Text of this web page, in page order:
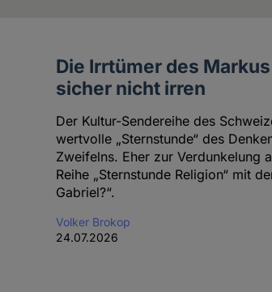
Artikel
des
Die Irrtümer des
sicher nicht irren
Der Kultur-Sendereihe des
wertvolle „Sternstunde“ des
Zweifelns. Eher zur Verdunkelung
Reihe „Sternstunde Religion“ mit
Gabriel?“.
Volker Brokop
24.07.2026